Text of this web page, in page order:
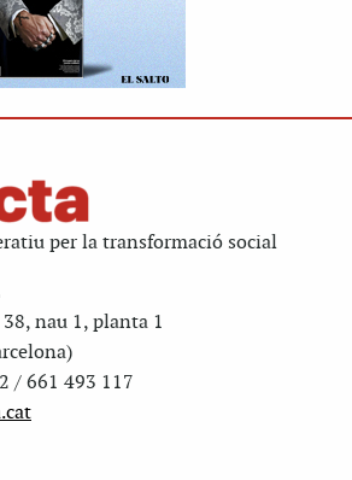
per la transformació social
38, nau 1, planta 1
/ 661 493 117